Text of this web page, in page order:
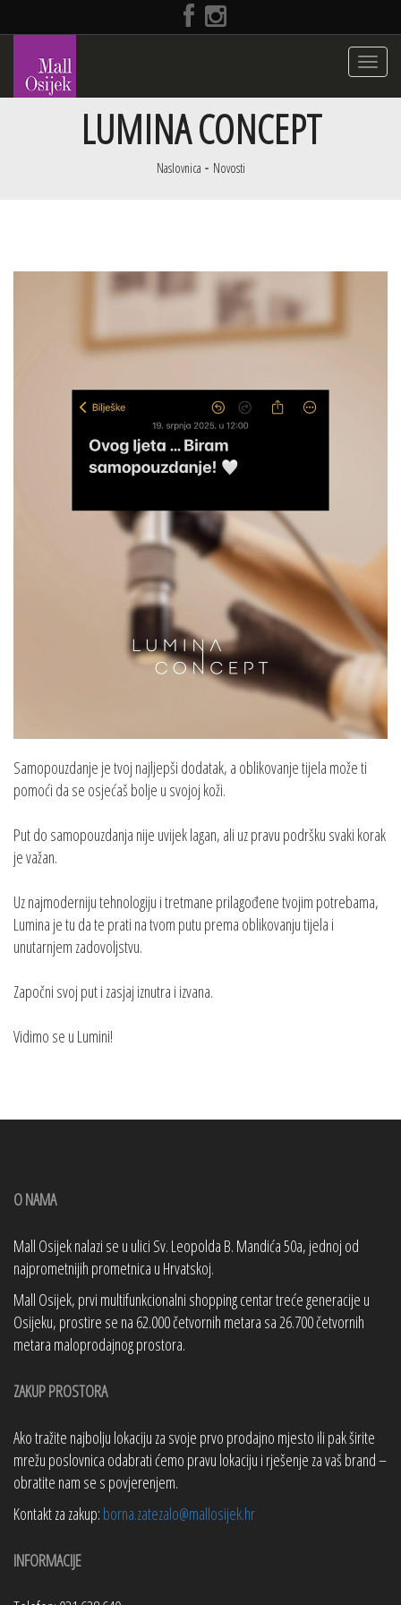
Toggle
LUMINA CONCEPT
Naslovnica Novosti
Samopouzdanje je tvoj najljepši dodatak, a oblikovanje tijela može ti
pomoći da se osjećaš bolje u svojoj koži.
Put do samopouzdanja nije uvijek lagan, ali uz pravu podršku svaki korak
je važan.
Uz najmoderniju tehnologiju i tretmane prilagođene tvojim potrebama,
Lumina je tu da te prati na tvom putu prema oblikovanju tijela i
unutarnjem zadovoljstvu.
Započni svoj put i zasjaj iznutra i izvana.
Vidimo se u Lumini!
O NAMA
Mall Osijek nalazi se u ulici Sv. Leopolda B. Mandića 50a, jednoj od
najprometnijih prometnica u Hrvatskoj.
Mall Osijek, prvi multifunkcionalni shopping centar treće generacije u
Osijeku, prostire se na 62.000 četvornih metara sa 26.700 četvornih
metara maloprodajnog prostora.
ZAKUP PROSTORA
Ako tražite najbolju lokaciju za svoje prvo prodajno mjesto ili pak širite
mrežu poslovnica odabrati ćemo pravu lokaciju i rješenje za vaš brand –
obratite nam se s povjerenjem.
Kontakt za zakup: borna.zatezalo@mallosijek.hr
INFORMACIJE